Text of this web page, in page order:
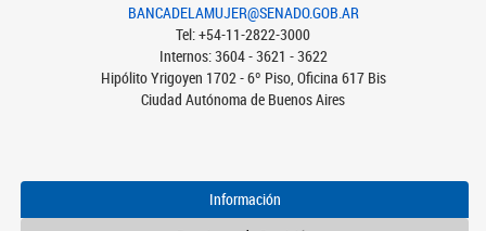
BANCADELAMUJER@SENADO.GOB.AR
Tel: +54-11-2822-3000
Internos: 3604 - 3621 - 3622
Hipólito Yrigoyen 1702 - 6º Piso, Oficina 617 Bis
Ciudad Autónoma de Buenos Aires
Información